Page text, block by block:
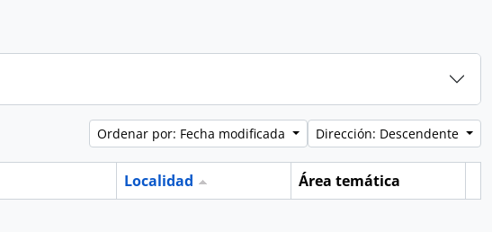
Ordenar por: Fecha modificada Dirección: Descendente
Localidad
Área temática